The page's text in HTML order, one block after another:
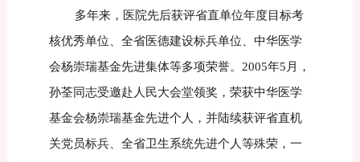
多年来，医院先后获评省直单位年度目标考
核优秀单位、全省医德建设标兵单位、中华医学
会杨崇瑞基金先进集体等多项荣誉。2005年5月，
孙荃同志受邀赴人民大会堂领奖，荣获中华医学
基金会杨崇瑞基金先进个人，并陆续获评省直机
关党员标兵、全省卫生系统先进个人等殊荣，一